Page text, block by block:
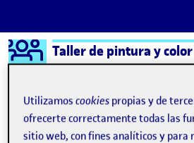
Saltar al contenido
Logo Ágora
Taller de pintura y
Semestre 20211 - Aula 2 11
Utilizamoscookies propias y de
ofrecerte correctamente todas las
sitio web, con fines analíticos y